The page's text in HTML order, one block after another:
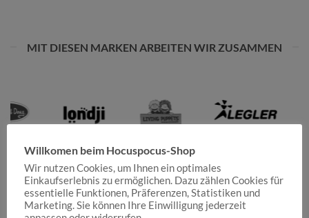
MIT DIESEN MARKEN ARBEITEN WIR ZUSAMMEN
Willkomen beim Hocuspocus-Shop
Wir nutzen Cookies, um Ihnen ein optimales
Einkaufserlebnis zu ermöglichen. Dazu zählen Cookies für
essentielle Funktionen, Präferenzen, Statistiken und
Marketing. Sie können Ihre Einwilligung jederzeit